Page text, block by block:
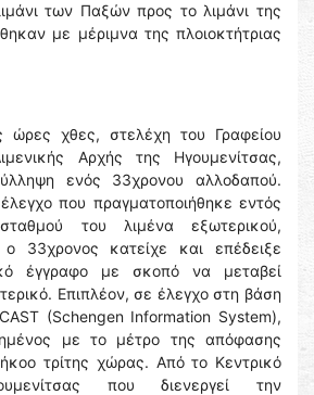
των Παξών προς το λιμάνι της
με μέριμνα της πλοιοκτήτριας
ώρες χθες, στελέχη του Γραφείου
Αρχής της Ηγουμενίτσας,
ενός 33χρονου αλλοδαπού.
που πραγματοποιήθηκε εντός
του λιμένα εξωτερικού,
ο 33χρονος κατείχε και επέδειξε
έγγραφο με σκοπό να μεταβεί
Επιπλέον, σε έλεγχο στη βάση
(Schengen Information System),
με το μέτρο της απόφασης
τρίτης χώρας. Από το Κεντρικό
που διενεργεί την